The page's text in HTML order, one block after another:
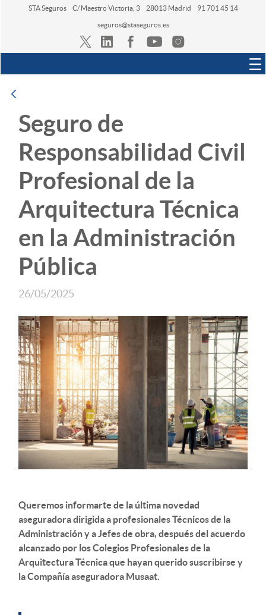
STA Seguros C/ Maestro Victoria, 3 28013 Madrid 91 701 45 14
seguros@staseguros.es
Navegación
Seguro de
Responsabilidad Civil
Profesional de la
Arquitectura Técnica
en la Administración
Pública
26/05/2025
Queremos informarte de la última novedad
aseguradora dirigida a profesionales Técnicos de la
Administración y a Jefes de obra, después del acuerdo
alcanzado por los Colegios Profesionales de la
Arquitectura Técnica que hayan querido suscribirse y
la Compañía aseguradora Musaat.